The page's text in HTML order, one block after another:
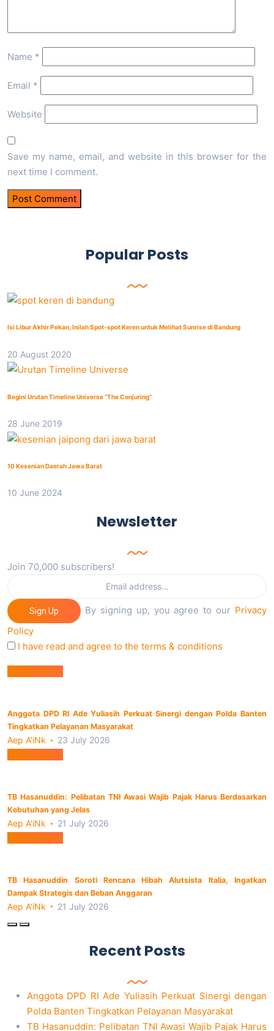
Name *
Email *
Website
Save my name, email, and website in this browser for the
next time I comment.
Popular Posts
Isi Libur Akhir Pekan, Inilah Spot-spot Keren untuk Melihat Sunrise di Bandung
20 August 2020
Begini Urutan Timeline Universe “The Conjuring”
28 June 2019
10 Kesenian Daerah Jawa Barat
10 June 2024
Newsletter
Join 70,000 subscribers!
Sign Up By signing up, you agree to our Privacy
Policy
I have read and agree to the terms & conditions
Berita Utama
Anggota DPD RI Ade Yuliasih Perkuat Sinergi dengan Polda Banten
Tingkatkan Pelayanan Masyarakat
Aep A'iNk 23 July 2026
Berita Utama
TB Hasanuddin: Pelibatan TNI Awasi Wajib Pajak Harus Berdasarkan
Kebutuhan yang Jelas
Aep A'iNk 21 July 2026
Berita Utama
TB Hasanuddin Soroti Rencana Hibah Alutsista Italia, Ingatkan
Dampak Strategis dan Beban Anggaran
Aep A'iNk 21 July 2026
Recent Posts
Anggota DPD RI Ade Yuliasih Perkuat Sinergi dengan
Polda Banten Tingkatkan Pelayanan Masyarakat
TB Hasanuddin: Pelibatan TNI Awasi Wajib Pajak Harus